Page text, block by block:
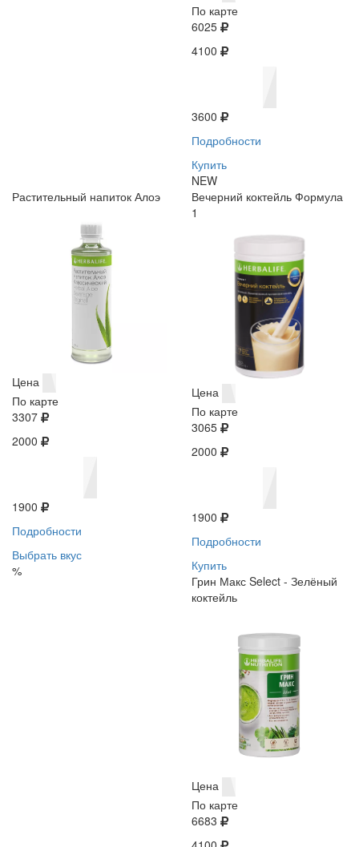
По карте
6025
4100
3600
Подробности
Купить
NEW
Растительный напиток Алоэ
Цена
По карте
3307
2000
1900
Подробности
Выбрать вкус
%
Вечерний коктейль Формула
1
Цена
По карте
3065
2000
1900
Подробности
Купить
Грин Макс Select - Зелёный
коктейль
Цена
По карте
6683